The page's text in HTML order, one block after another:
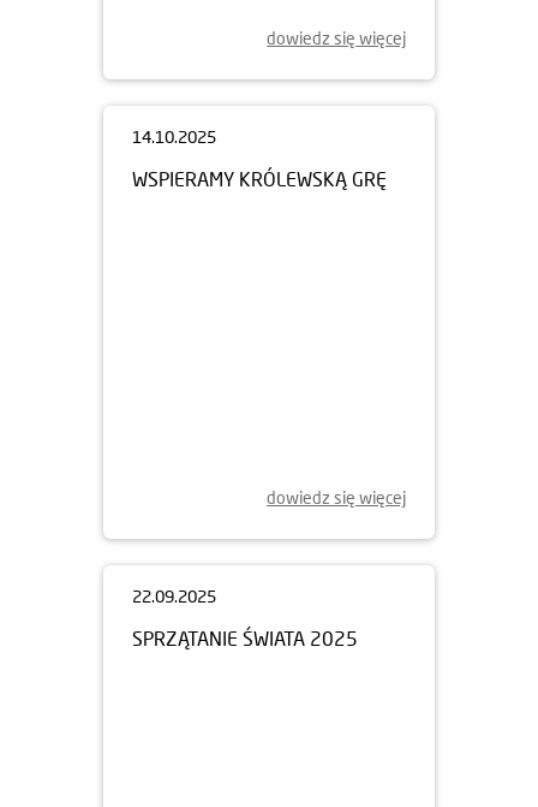
dowiedz się więcej
14.10.2025
WSPIERAMY KRÓLEWSKĄ GRĘ
dowiedz się więcej
22.09.2025
SPRZĄTANIE ŚWIATA 2025